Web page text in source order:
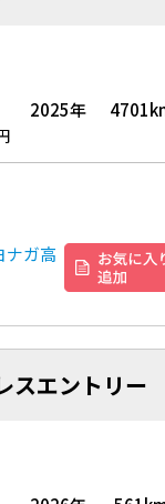
2025年
ナガ高
スエントリ